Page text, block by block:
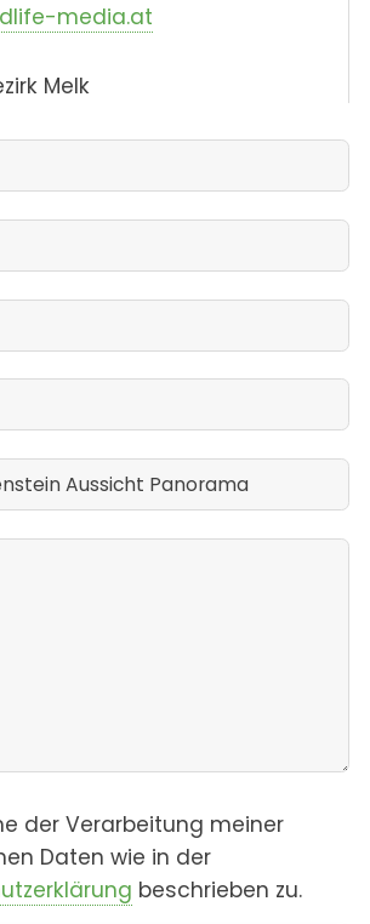
media.at
Melk
der Verarbeitung meiner
Daten wie in der
beschrieben zu.